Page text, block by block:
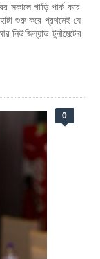
সকালে গাড়ি পার্ক করে
শুরু করে প্রথমেই যে
টুর্নামেন্টের
0